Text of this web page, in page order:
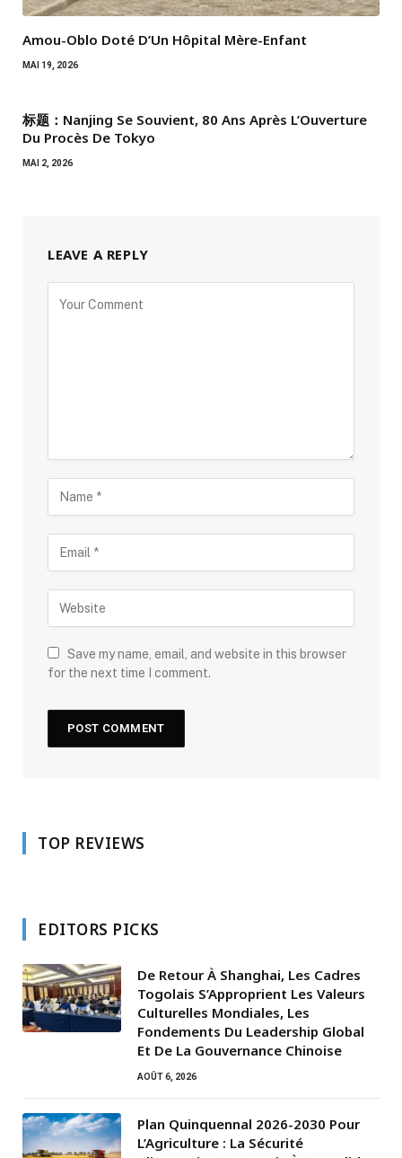
Amou-Oblo Doté D’Un Hôpital Mère-Enfant
MAI 19, 2026
标题：Nanjing Se Souvient, 80 Ans Après L’Ouverture
Du Procès De Tokyo
MAI 2, 2026
LEAVE A REPLY
Save my name, email, and website in this browser
for the next time I comment.
TOP REVIEWS
EDITORS PICKS
De Retour À Shanghai, Les Cadres
Togolais S’Approprient Les Valeurs
Culturelles Mondiales, Les
Fondements Du Leadership Global
Et De La Gouvernance Chinoise
AOÛT 6, 2026
Plan Quinquennal 2026-2030 Pour
L’Agriculture : La Sécurité